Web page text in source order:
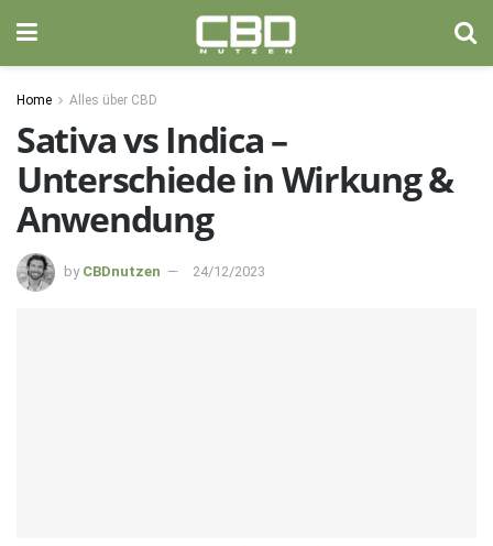
Home Alles über CBD
Sativa vs Indica –
Unterschiede in Wirkung &
Anwendung
by CBDnutzen 24/12/2023